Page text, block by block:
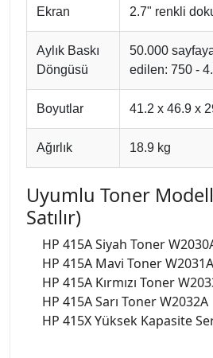
Ekran 2.7" renkli
Aylık Baskı
Döngüsü
50.000
edilen: 750 -
Boyutlar 41.2 x 46.9 x
Ağırlık 18.9 kg
Uyumlu Toner
Satılır)
HP 415A Siyah Toner
HP 415A Mavi Toner W2031A
HP 415A Kırmızı Toner
HP 415A Sarı Toner W2032A
HP 415X Yüksek Kapasite